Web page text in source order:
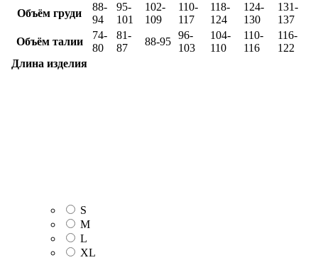
Объём груди
88-
94
95-
101
102-
109
110-
117
118-
124
124-
130
131-
137
Объём талии
74-
80
81-
87
88-95
96-
103
104-
110
110-
116
116-
122
Длина изделия
S
M
L
XL